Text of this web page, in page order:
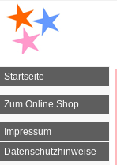
Startseite
Zum Online Shop
Impressum
Datenschutzhinweise